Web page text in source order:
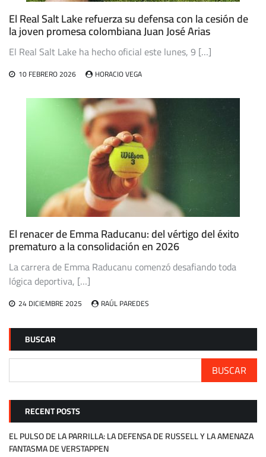
El Real Salt Lake refuerza su defensa con la cesión de
la joven promesa colombiana Juan José Arias
El Real Salt Lake ha hecho oficial este lunes, 9 […]
10 FEBRERO 2026 HORACIO VEGA
El renacer de Emma Raducanu: del vértigo del éxito
prematuro a la consolidación en 2026
La carrera de Emma Raducanu comenzó desafiando toda
lógica deportiva, […]
24 DICIEMBRE 2025 RAÚL PAREDES
BUSCAR
BUSCAR
RECENT POSTS
EL PULSO DE LA PARRILLA: LA DEFENSA DE RUSSELL Y LA AMENAZA
FANTASMA DE VERSTAPPEN